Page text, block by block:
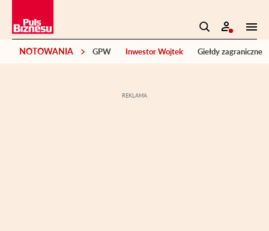
NOTOWANIA GPW Inwestor Wojtek Giełdy zagraniczne